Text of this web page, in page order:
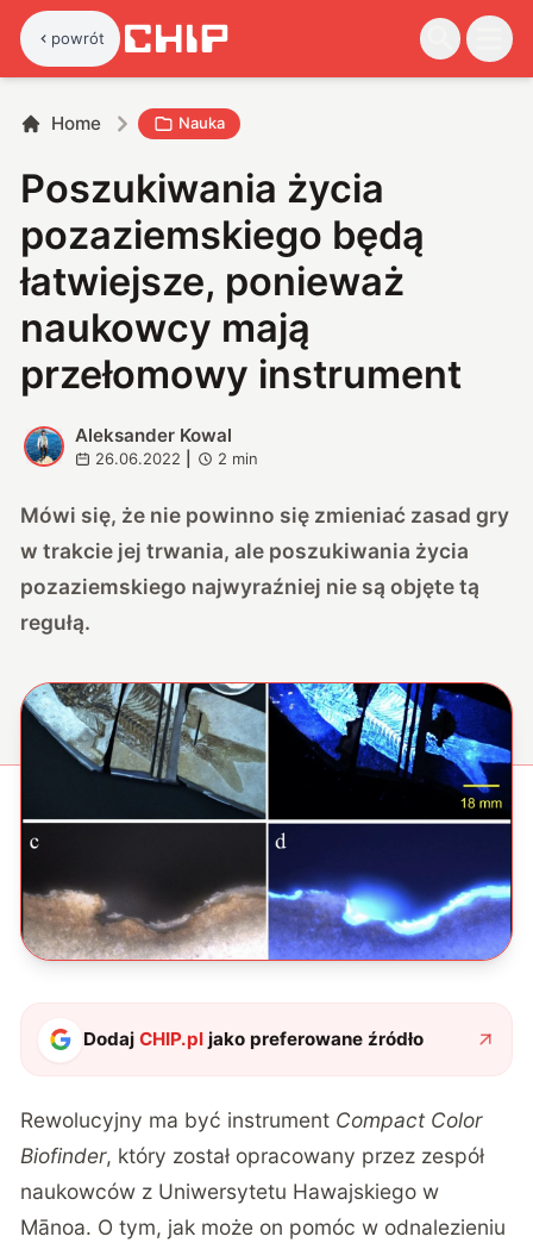
powrót
Home Nauka
Poszukiwania życia
pozaziemskiego będą
łatwiejsze, ponieważ
naukowcy mają
przełomowy instrument
A
Aleksander Kowal
26.06.2022 2 min
Mówi się, że nie powinno się zmieniać zasad gry
w trakcie jej trwania, ale poszukiwania życia
pozaziemskiego najwyraźniej nie są objęte tą
regułą.
DodajCHIP.pl jako preferowane źródło
Rewolucyjny ma być instrument Compact Color
Biofinder, który został opracowany przez zespół
naukowców z Uniwersytetu Hawajskiego w
Mānoa. O tym, jak może on pomóc w odnalezieniu